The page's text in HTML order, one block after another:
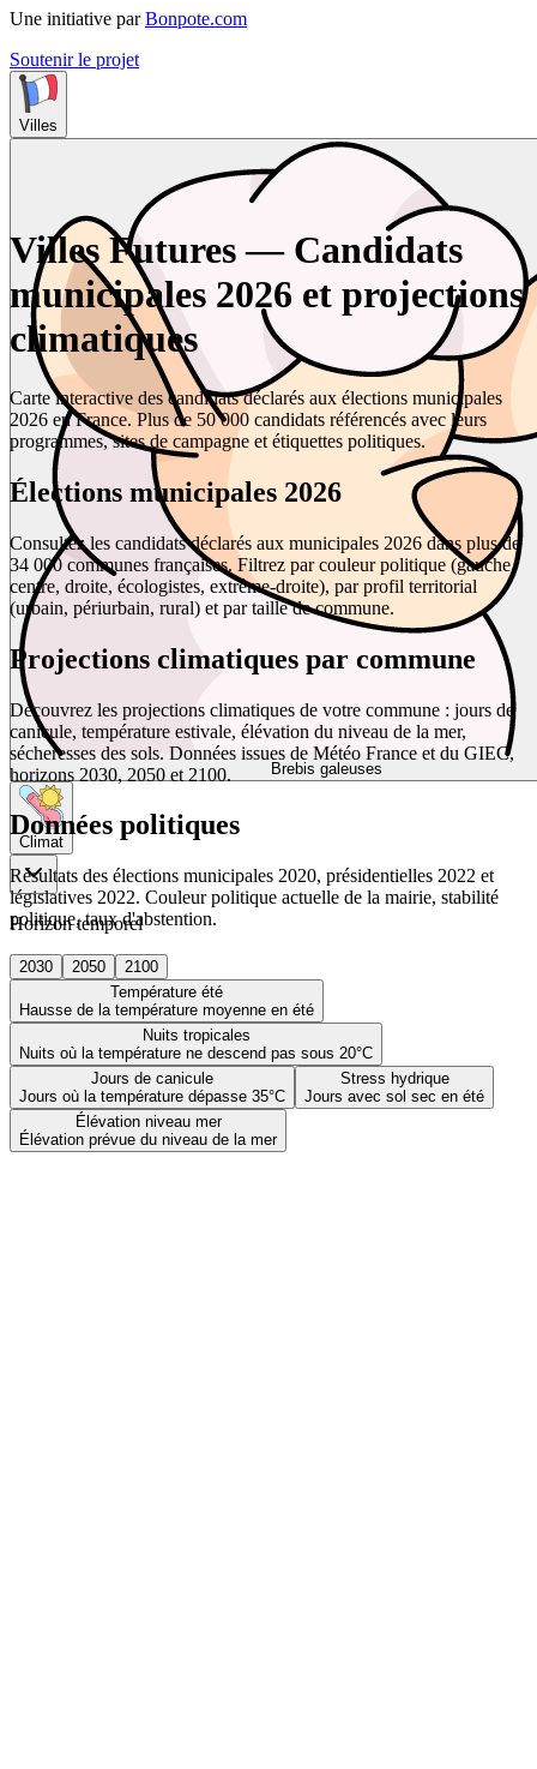
Une initiative par Bonpote.com
Soutenir le projet
Villes
Brebis galeuses
Climat
Horizon temporel
2030 2050
2100
Température été
Hausse de la température moyenne en été
Nuits tropicales
Nuits où la température ne descend pas sous 20°C
Jours de canicule
Jours où la température dépasse 35°C
Stress hydrique
Jours avec sol sec en été
Élévation niveau mer
Élévation prévue du niveau de la mer
Villes Futures — Candidats
municipales 2026 et projections
climatiques
Carte interactive des candidats déclarés aux élections municipales
2026 en France. Plus de 50 000 candidats référencés avec leurs
programmes, sites de campagne et étiquettes politiques.
Élections municipales 2026
Consultez les candidats déclarés aux municipales 2026 dans plus de
34 000 communes françaises. Filtrez par couleur politique (gauche,
centre, droite, écologistes, extrême-droite), par profil territorial
(urbain, périurbain, rural) et par taille de commune.
Projections climatiques par commune
Découvrez les projections climatiques de votre commune : jours de
canicule, température estivale, élévation du niveau de la mer,
sécheresses des sols. Données issues de Météo France et du GIEC,
horizons 2030, 2050 et 2100.
Données politiques
Résultats des élections municipales 2020, présidentielles 2022 et
législatives 2022. Couleur politique actuelle de la mairie, stabilité
politique, taux d'abstention.